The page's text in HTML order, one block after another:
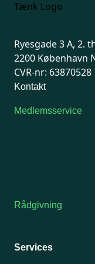
Ryesgade 3 A, 2.
2200 København
CVR-nr: 63870528
Kontakt
Medlemsservice
Rådgivning
Services